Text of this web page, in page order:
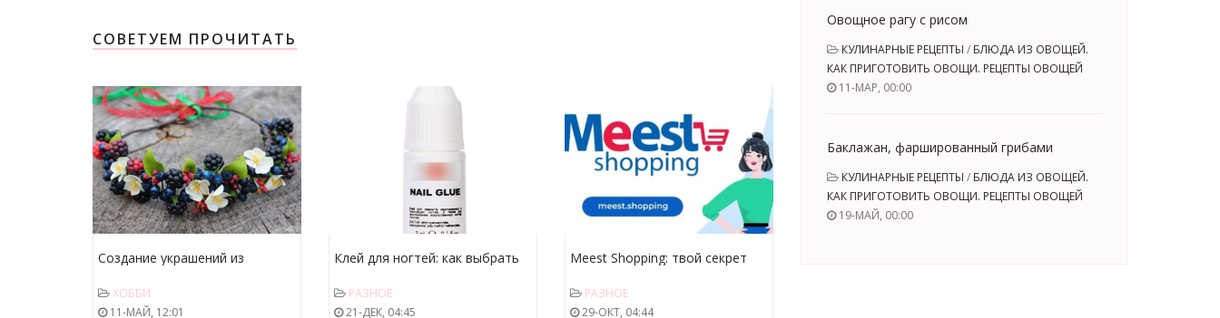
СОВЕТУЕМ ПРОЧИТАТЬ
Создание украшений из
ХОББИ
11-МАЙ, 12:01
Клей для ногтей: как выбрать
накладных ногтей
РАЗНОЕ
21-ДЕК, 04:45
Meest Shopping: твой секрет
РАЗНОЕ
29-ОКТ, 04:44
Овощное рагу с рисом
КУЛИНАРНЫЕ РЕЦЕПТЫ / БЛЮДА ИЗ ОВОЩЕЙ.
КАК ПРИГОТОВИТЬ ОВОЩИ. РЕЦЕПТЫ ОВОЩЕЙ
11-МАР, 00:00
Баклажан, фаршированный грибами
КУЛИНАРНЫЕ РЕЦЕПТЫ / БЛЮДА ИЗ ОВОЩЕЙ.
КАК ПРИГОТОВИТЬ ОВОЩИ. РЕЦЕПТЫ ОВОЩЕЙ
19-МАЙ, 00:00